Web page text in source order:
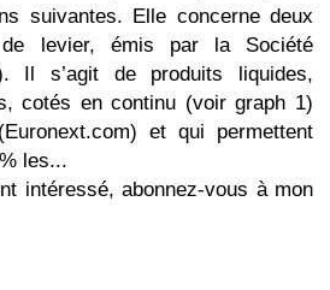
suivantes. Elle concerne deux
levier, émis par la Société
Il s’agit de produits liquides,
cotés en continu (voir graph 1)
et qui permettent
les...
intéressé, abonnez-vous à mon